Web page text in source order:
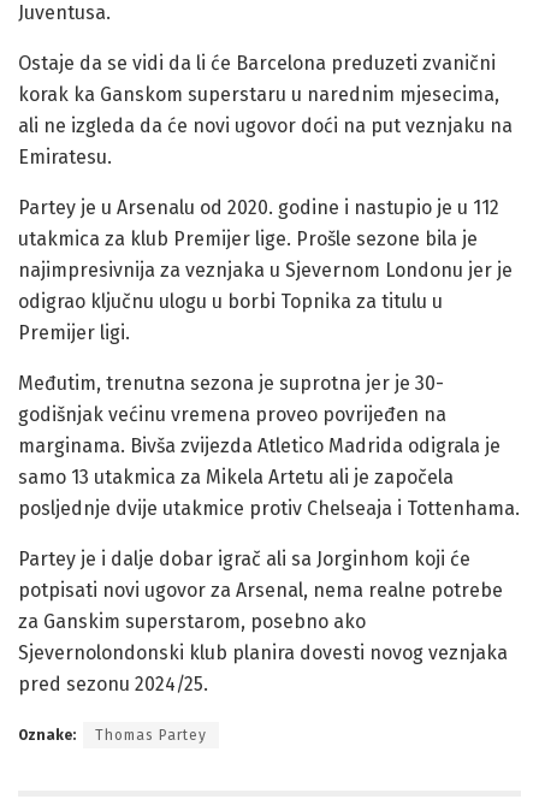
Juventusa.
Ostaje da se vidi da li će Barcelona preduzeti zvanični
korak ka Ganskom superstaru u narednim mjesecima,
ali ne izgleda da će novi ugovor doći na put veznjaku na
Emiratesu.
Partey je u Arsenalu od 2020. godine i nastupio je u 112
utakmica za klub Premijer lige. Prošle sezone bila je
najimpresivnija za veznjaka u Sjevernom Londonu jer je
odigrao ključnu ulogu u borbi Topnika za titulu u
Premijer ligi.
Međutim, trenutna sezona je suprotna jer je 30-
godišnjak većinu vremena proveo povrijeđen na
marginama. Bivša zvijezda Atletico Madrida odigrala je
samo 13 utakmica za Mikela Artetu ali je započela
posljednje dvije utakmice protiv Chelseaja i Tottenhama.
Partey je i dalje dobar igrač ali sa Jorginhom koji će
potpisati novi ugovor za Arsenal, nema realne potrebe
za Ganskim superstarom, posebno ako
Sjevernolondonski klub planira dovesti novog veznjaka
pred sezonu 2024/25.
Oznake: Thomas Partey